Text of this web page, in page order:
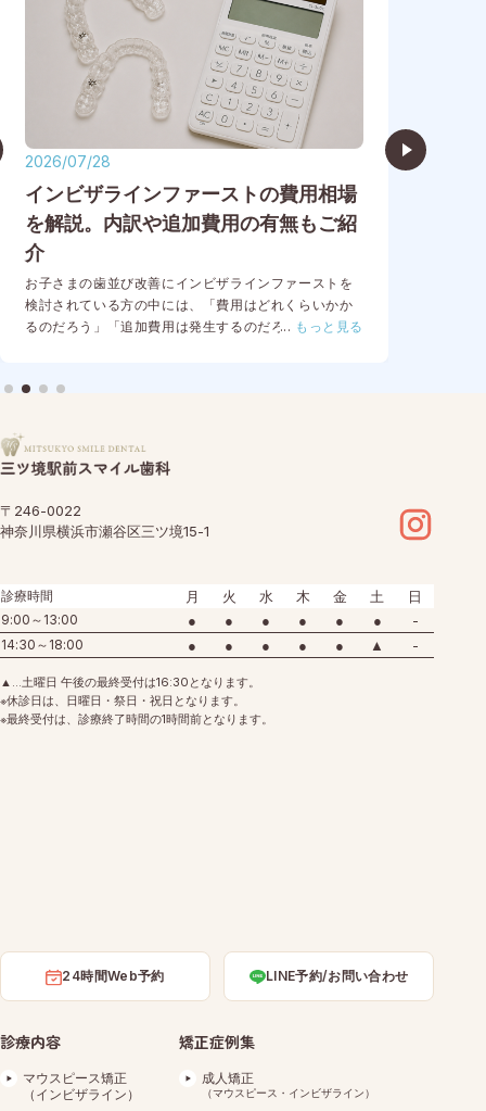
2026/07/28
インビザラインファーストの費用相場
を解説。内訳や追加費用の有無もご紹
介
お子さまの歯並び改善にインビザラインファーストを
検討されている方の中には、「費用はどれくらいかか
るのだろう」「追加費用は発生するのだろうか」と気
を対象としたマウスピース矯正であり、歯並びだけで
異なるため、事前に費用の目安や内訳を把握しておく
ことが大切です。今回は、インビザラインファースト
... もっと見る
〒246-0022
神奈川県横浜市瀬谷区三ツ境15-1
▲…土曜日 午後の最終受付は16:30となります。
※休診日は、日曜日・祭日・祝日となります。
※最終受付は、診療終了時間の1時間前となります。
診療時間 月 火 水 木 金 土 日
9:00～13:00 ● ● ● ● ● ● -
14:30～18:00 ● ● ● ● ● ▲ -
24時間Web予約 LINE予約/お問い合わせ
診療内容
マウスピース矯正
（インビザライン）
矯正症例集
成人矯正
（マウスピース・インビザライン）